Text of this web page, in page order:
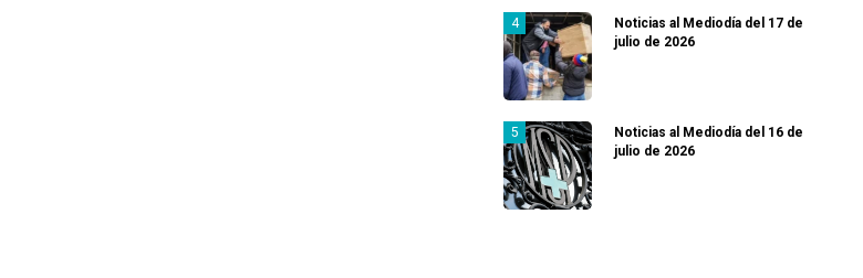
Noticias al Mediodía del 17 de
julio de 2026
Noticias al Mediodía del 16 de
julio de 2026